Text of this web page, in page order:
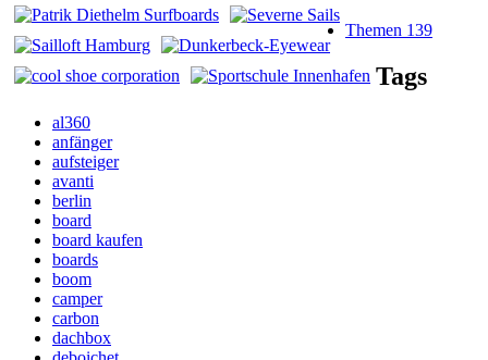
Themen 139
Tags
al360
anfänger
aufsteiger
avanti
berlin
board
board kaufen
boards
boom
camper
carbon
dachbox